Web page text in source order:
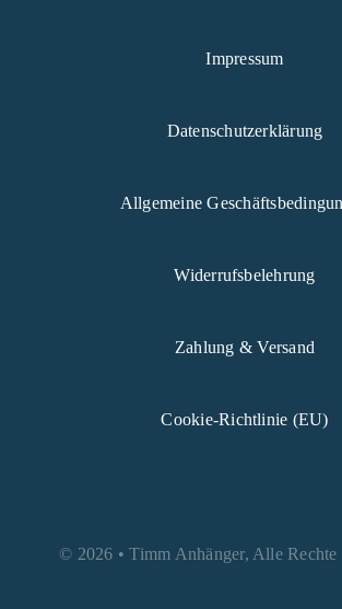
Impressum
Datenschutzerklärung
Allgemeine
Widerrufsbelehrung
Zahlung & Versand
Cookie-Richtlinie (EU)
© 2026 • Timm Anhänger, Alle Rechte